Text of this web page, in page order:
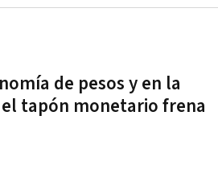
de pesos y en la
tapón monetario frena